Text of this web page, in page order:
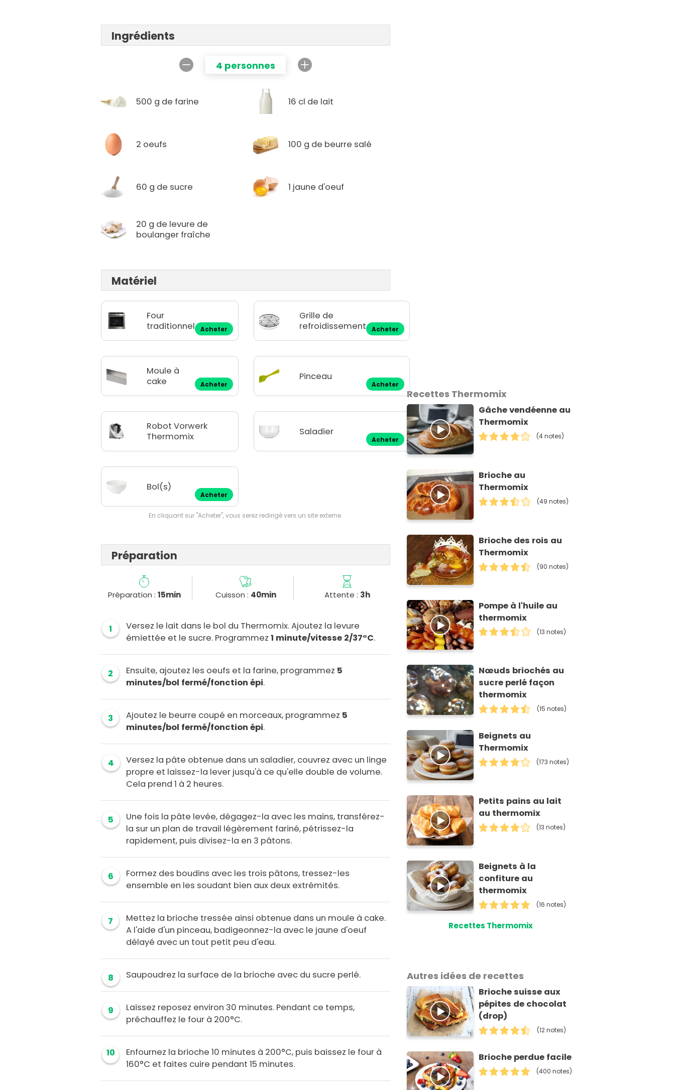
Ingrédients
4 personnes
500 g de farine 16 cl de lait
2 oeufs 100 g de beurre salé
60 g de sucre 1 jaune d'oeuf
20 g de levure de
boulanger fraîche
Matériel
Four
traditionnel
Acheter
Grille de
refroidissement
Acheter
Moule à
cake
Acheter
Pinceau
Acheter
Robot Vorwerk
Thermomix
Saladier
Acheter
Bol(s)
Acheter
En cliquant sur "Acheter", vous serez redirigé vers un site externe.
Préparation
Préparation : 15min Cuisson : 40min Attente : 3h
1
Versez le lait dans le bol du Thermomix. Ajoutez la levure
émiettée et le sucre. Programmez1 minute/vitesse 2/37°C.
2 Ensuite, ajoutez les oeufs et la farine, programmez 5
minutes/bol fermé/fonction épi.
3 Ajoutez le beurre coupé en morceaux, programmez 5
minutes/bol fermé/fonction épi.
4
Versez la pâte obtenue dans un saladier, couvrez avec un linge
propre et laissez-la lever jusqu'à ce qu'elle double de volume.
Cela prend 1 à 2 heures.
5
Une fois la pâte levée, dégagez-la avec les mains, transférez-
la sur un plan de travail légèrement fariné, pétrissez-la
rapidement, puis divisez-la en 3 pâtons.
6
Formez des boudins avec les trois pâtons, tressez-les
ensemble en les soudant bien aux deux extrémités.
7
Mettez la brioche tressée ainsi obtenue dans un moule à cake.
A l'aide d'un pinceau, badigeonnez-la avec le jaune d'oeuf
délayé avec un tout petit peu d'eau.
8 Saupoudrez la surface de la brioche avec du sucre perlé.
9
Laissez reposez environ 30 minutes. Pendant ce temps,
préchauffez le four à 200°C.
10
Enfournez la brioche 10 minutes à 200°C, puis baissez le four à
160°C et faites cuire pendant 15 minutes.
Recettes Thermomix
Gâche vendéenne au
Thermomix
(4 notes)
Brioche au
Thermomix
(49 notes)
Brioche des rois au
Thermomix
(90 notes)
Pompe à l'huile au
thermomix
(13 notes)
Nœuds briochés au
sucre perlé façon
thermomix
(15 notes)
Beignets au
Thermomix
(173 notes)
Petits pains au lait
au thermomix
(13 notes)
Beignets à la
confiture au
thermomix
(16 notes)
Recettes Thermomix
Autres idées de recettes
Brioche suisse aux
pépites de chocolat
(drop)
(12 notes)
Brioche perdue facile
(400 notes)